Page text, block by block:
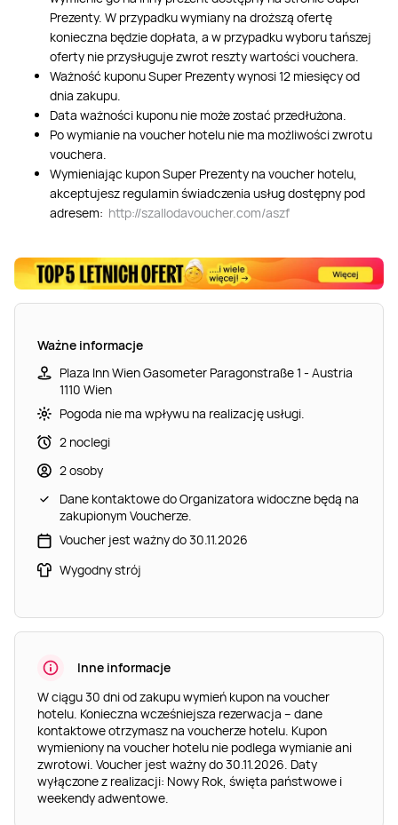
Prezenty. W przypadku wymiany na droższą ofertę
konieczna będzie dopłata, a w przypadku wyboru tańszej
oferty nie przysługuje zwrot reszty wartości vouchera.
Ważność kuponu Super Prezenty wynosi 12 miesięcy od
dnia zakupu.
Data ważności kuponu nie może zostać przedłużona.
Po wymianie na voucher hotelu nie ma możliwości zwrotu
vouchera.
Wymieniając kupon Super Prezenty na voucher hotelu,
akceptujesz regulamin świadczenia usług dostępny pod
adresem: http://szallodavoucher.com/aszf
Ważne informacje
Plaza Inn Wien Gasometer Paragonstraße 1 - Austria
1110 Wien
Pogoda nie ma wpływu na realizację usługi.
2 noclegi
2 osoby
Dane kontaktowe do Organizatora widoczne będą na
zakupionym Voucherze.
Voucher jest ważny do 30.11.2026
Wygodny strój
Inne informacje
W ciągu 30 dni od zakupu wymień kupon na voucher
hotelu. Konieczna wcześniejsza rezerwacja – dane
kontaktowe otrzymasz na voucherze hotelu. Kupon
wymieniony na voucher hotelu nie podlega wymianie ani
zwrotowi. Voucher jest ważny do 30.11.2026. Daty
wyłączone z realizacji: Nowy Rok, święta państwowe i
weekendy adwentowe.